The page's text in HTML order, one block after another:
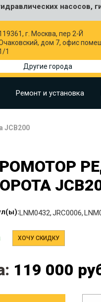
насосов,
г. Москва, пер 2-Й
дом 7, офис
1
Другие города
Ремонт и установка
JCB200
LNM0432 JRC0006
ХОЧУ СКИДКУ
119 000